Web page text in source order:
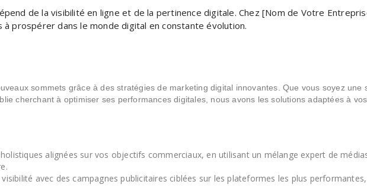
de la visibilité en ligne et de la pertinence digitale. Chez [Nom de Votre
prospérer dans le monde digital en constante évolution.
sommets grâce à des stratégies de marketing digital innovantes. Que vous soyez une
cherchant à optimiser ses performances digitales, nous avons les solutions adaptées à vos
alignées sur vos objectifs commerciaux, en utilisant un mélange expert de
avec des campagnes publicitaires ciblées sur les plateformes les plus